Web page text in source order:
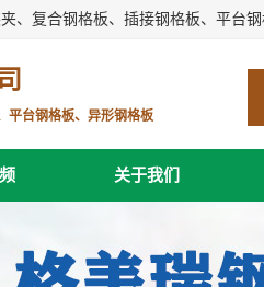
复合钢格板、插接钢格板、平台钢
平台钢格板、异形钢格板
关于我们